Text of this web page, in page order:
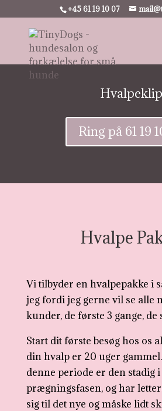
+45 61 19 10 07
Hvalpeklip
Ring på 61 19
Hvalpe
Vi tilbyder en hvalpepakke i
jeg fordi jeg gerne vil se alle
kunder, de første 3 gange, de
Start dit første besøg hos os
din hvalp er 20 uger
denne periode er den stadig i
prægningsfasen, og har
sig til det nye og måske lidt